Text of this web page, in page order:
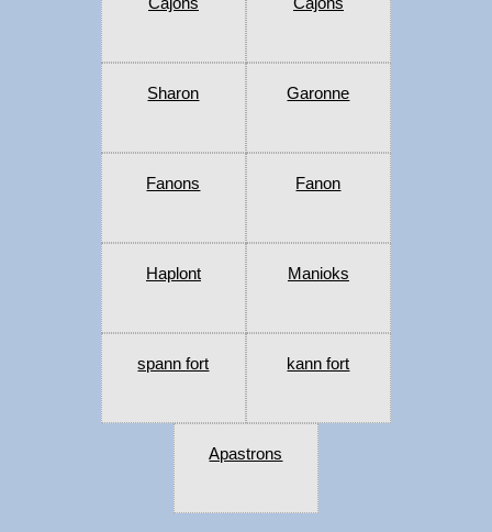
Sharon Garonne
Fanons Fanon
Haplont Manioks
spann fort kann fort
Apastrons